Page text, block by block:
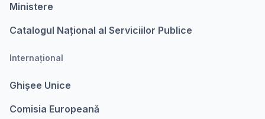
Ministere
Catalogul Național al Serviciilor Publice
Internațional
Ghișee Unice
Comisia Europeanǎ